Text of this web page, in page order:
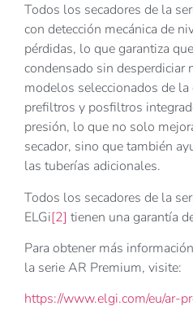
Todos los secadores de la
con detección mecánica de
pérdidas, lo que garantiza
condensado sin desperdiciar
modelos seleccionados de la
prefiltros y posfiltros
presión, lo que no solo
secador, sino que también
las tuberías adicionales.
Todos los secadores de la
ELGi[2] tienen una garantía
Para obtener más
la serie AR Premium, visite:
https://www.elgi.com/eu/ar-